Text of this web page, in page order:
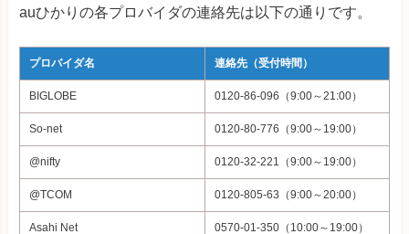
auひかりの各プロバイダの連絡先は以下の通りです。
プロバイダ名 連絡先（受付時間）
BIGLOBE 0120-86-096（9:00～21:00）
So-net 0120-80-776（9:00～19:00）
@nifty 0120-32-221（9:00～19:00）
@TCOM 0120-805-63（9:00～20:00）
Asahi Net 0570-01-350（10:00～19:00）